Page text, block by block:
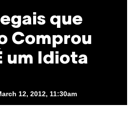
que
Comprou
um Idiota
12, 2012, 11:30am